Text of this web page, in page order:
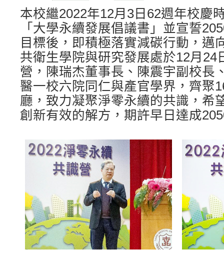
本校繼2022年12月3日62週年校慶
「大學永續發展倡議書」並宣誓
目標後，即積極落實減碳行動，邁
共衛生學院與研究發展處於12月24
營，陳瑞杰董事長、陳震宇副校長
醫一校六院同仁與產官學界，齊聚
廳，致力凝聚淨零永續的共識，希
創新有效的解方，期許早日達成